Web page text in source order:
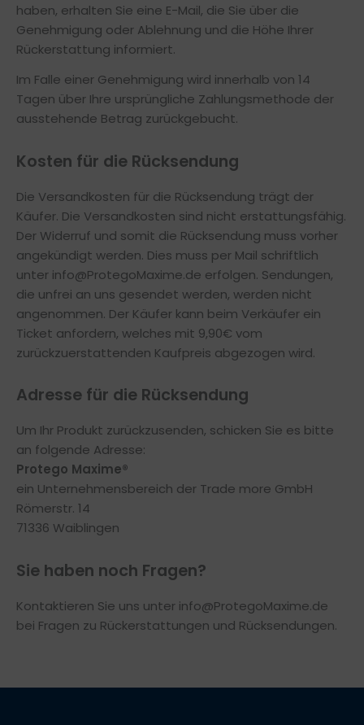
haben, erhalten Sie eine E-Mail, die Sie über die
Genehmigung oder Ablehnung und die Höhe Ihrer
Rückerstattung informiert.
Im Falle einer Genehmigung wird innerhalb von 14
Tagen über Ihre ursprüngliche Zahlungsmethode der
ausstehende Betrag zurückgebucht.
Kosten für die Rücksendung
Die Versandkosten für die Rücksendung trägt der
Käufer. Die Versandkosten sind nicht erstattungsfähig.
Der Widerruf und somit die Rücksendung muss vorher
angekündigt werden. Dies muss per Mail schriftlich
unter info@ProtegoMaxime.de erfolgen. Sendungen,
die unfrei an uns gesendet werden, werden nicht
angenommen. Der Käufer kann beim Verkäufer ein
Ticket anfordern, welches mit 9,90€ vom
zurückzuerstattenden Kaufpreis abgezogen wird.
Adresse für die Rücksendung
Um Ihr Produkt zurückzusenden, schicken Sie es bitte
an folgende Adresse:
Protego Maxime®
ein Unternehmensbereich der Trade more GmbH
Römerstr. 14
71336 Waiblingen
Sie haben noch Fragen?
Kontaktieren Sie uns unter info@ProtegoMaxime.de
bei Fragen zu Rückerstattungen und Rücksendungen.